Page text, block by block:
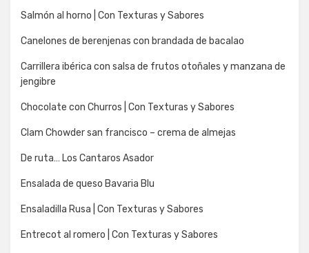
Salmón al horno | Con Texturas y Sabores
Canelones de berenjenas con brandada de bacalao
Carrillera ibérica con salsa de frutos otoñales y manzana de
jengibre
Chocolate con Churros | Con Texturas y Sabores
Clam Chowder san francisco – crema de almejas
De ruta… Los Cantaros Asador
Ensalada de queso Bavaria Blu
Ensaladilla Rusa | Con Texturas y Sabores
Entrecot al romero | Con Texturas y Sabores